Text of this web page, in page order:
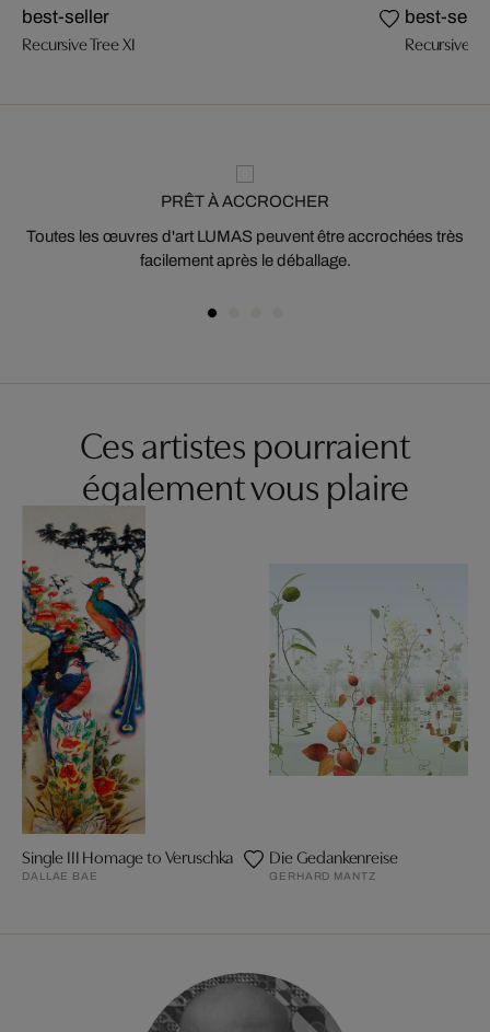
best-seller
Recursive Tree XI
best-
Recursive
PRÊT À ACCROCHER
Toutes les œuvres d'art LUMAS peuvent être accrochées très
facilement après le déballage.
Ces artistes pourraient
également vous plaire
Single III Homage to Veruschka
DALLAE BAE
Die Gedankenreise
GERHARD MANTZ